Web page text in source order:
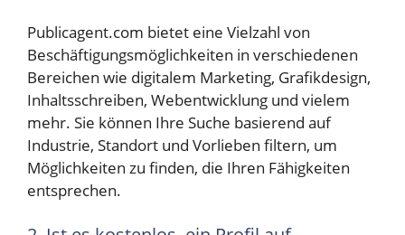
Publicagent.com bietet eine Vielzahl von
Beschäftigungsmöglichkeiten in verschiedenen
Bereichen wie digitalem Marketing, Grafikdesign,
Inhaltsschreiben, Webentwicklung und vielem
mehr. Sie können Ihre Suche basierend auf
Industrie, Standort und Vorlieben filtern, um
Möglichkeiten zu finden, die Ihren Fähigkeiten
entsprechen.